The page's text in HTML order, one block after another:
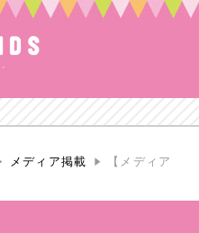
メディア掲載
【メディア